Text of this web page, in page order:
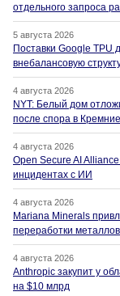
отдельного запроса
5 августа 2026
Поставки Google TPU
внебалансовую
4 августа 2026
NYT: Белый дом
после спора в
4 августа 2026
Open Secure AI
инцидентах с ИИ
4 августа 2026
Mariana Minerals
переработки металлов
4 августа 2026
Anthropic закупит у
на $10 млрд